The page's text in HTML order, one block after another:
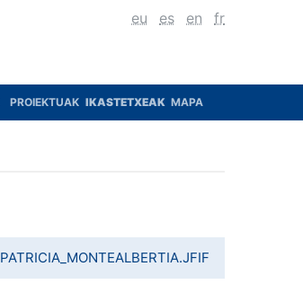
eu es en fr
PROIEKTUAK IKASTETXEAK MAPA
PATRICIA_MONTEALBERTIA.JFIF